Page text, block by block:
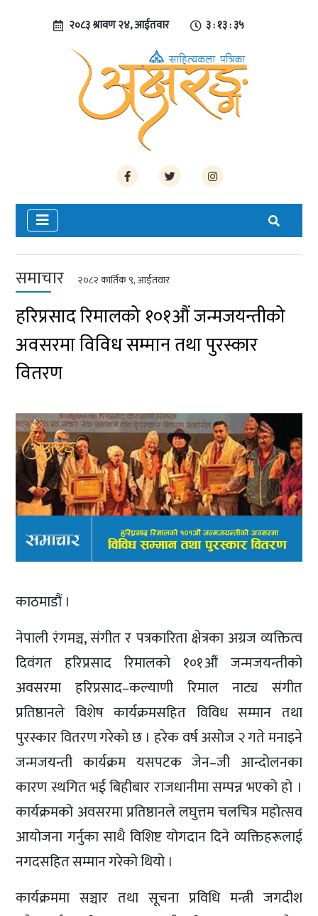
२०८३ श्रावण २४, आईतवार ३ : १३ : ३६
समाचार २०८२ कार्तिक ९, आईतवार
हरिप्रसाद रिमालको १०१औं जन्मजयन्तीको
अवसरमा विविध सम्मान तथा पुरस्कार
वितरण
काठमाडौं ।
नेपाली रंगमञ्च, संगीत र पत्रकारिता क्षेत्रका अग्रज व्यक्तित्व
दिवंगत हरिप्रसाद रिमालको १०१औं जन्मजयन्तीको
अवसरमा हरिप्रसाद–कल्याणी रिमाल नाट्य संगीत
प्रतिष्ठानले विशेष कार्यक्रमसहित विविध सम्मान तथा
पुरस्कार वितरण गरेको छ । हरेक वर्ष असोज २ गते मनाइने
जन्मजयन्ती कार्यक्रम यसपटक जेन–जी आन्दोलनका
कारण स्थगित भई बिहीबार राजधानीमा सम्पन्न भएको हो ।
कार्यक्रमको अवसरमा प्रतिष्ठानले लघुत्तम चलचित्र महोत्सव
आयोजना गर्नुका साथै विशिष्ट योगदान दिने व्यक्तिहरूलाई
नगदसहित सम्मान गरेको थियो ।
कार्यक्रममा सञ्चार तथा सूचना प्रविधि मन्त्री जगदीश